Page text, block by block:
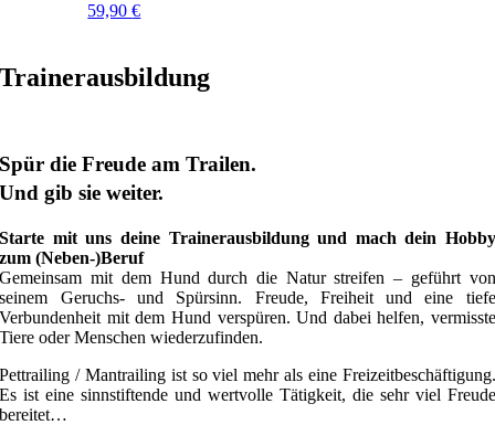
59,90€
Trainerausbildung
Spür die Freude am Trailen.
Und gib sie weiter.
Starte mit uns deine Trainerausbildung und mach dein Hobby
zum (Neben-)Beruf
Gemeinsam mit dem Hund durch die Natur streifen – geführt von
seinem Geruchs- und Spürsinn. Freude, Freiheit und eine tiefe
Verbundenheit mit dem Hund verspüren. Und dabei helfen, vermisste
Tiere oder Menschen wiederzufinden.
Pettrailing / Mantrailing ist so viel mehr als eine Freizeitbeschäftigung.
Es ist eine sinnstiftende und wertvolle Tätigkeit, die sehr viel Freude
bereitet…